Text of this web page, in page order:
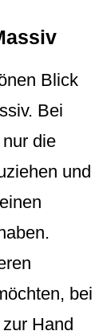
Blick
Bei
die
und
bei
Hand